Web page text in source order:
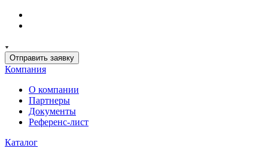
Отправить заявку
Компания
О компании
Партнеры
Документы
Референс-лист
Каталог